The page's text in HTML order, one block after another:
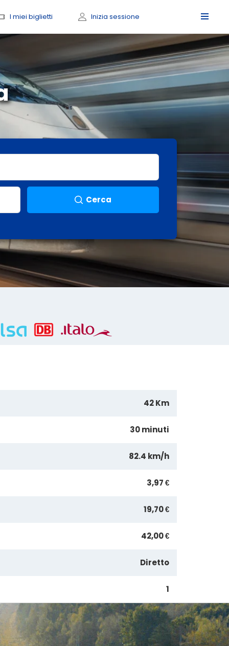
I miei biglietti Inizia sessione
Cerca
42 Km
30 minuti
82.4 km/h
3,97 €
19,70 €
42,00 €
Diretto
1